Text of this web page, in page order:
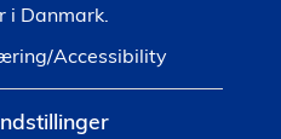
i Danmark.
Accessibility